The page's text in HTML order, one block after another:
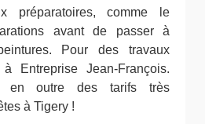
préparatoires, comme le
avant de passer à
Pour des travaux
à Entreprise Jean-François.
en outre des tarifs très
à Tigery !